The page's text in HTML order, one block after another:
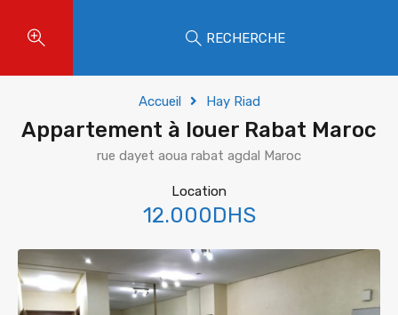
RECHERCHE
Accueil Hay Riad
Appartement à louer Rabat Maroc
rue dayet aoua rabat agdal Maroc
Location
12.000DHS